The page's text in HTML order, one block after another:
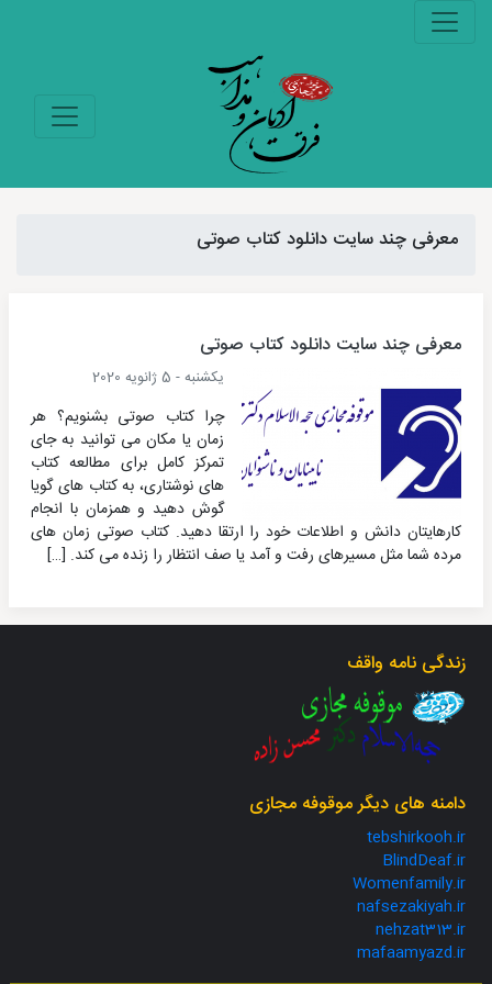
معرفی چند سایت دانلود کتاب صوتی
معرفی چند سایت دانلود کتاب صوتی
یکشنبه - 5 ژانویه 2020
چرا کتاب صوتی بشنویم؟ هر
زمان یا مکان می توانید به جای
تمرکز کامل برای مطالعه کتاب
های نوشتاری، به کتاب های گویا
گوش دهید و همزمان با انجام
کارهایتان دانش و اطلاعات خود را ارتقا دهید. کتاب صوتی زمان های
مرده شما مثل مسیرهای رفت و آمد یا صف انتظار را زنده می کند. […]
زندگی نامه واقف
دامنه های دیگر موقوفه مجازی
tebshirkooh.ir
BlindDeaf.ir
Womenfamily.ir
nafsezakiyah.ir
nehzat313.ir
mafaamyazd.ir